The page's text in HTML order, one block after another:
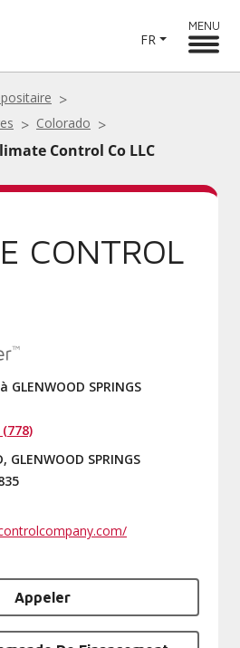
FR
MENU
Colorado
Control Co LLC
CONTROL
SPRINGS
GLENWOOD SPRINGS
Appeler